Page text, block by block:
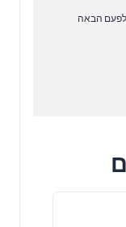
לפעם הבאה